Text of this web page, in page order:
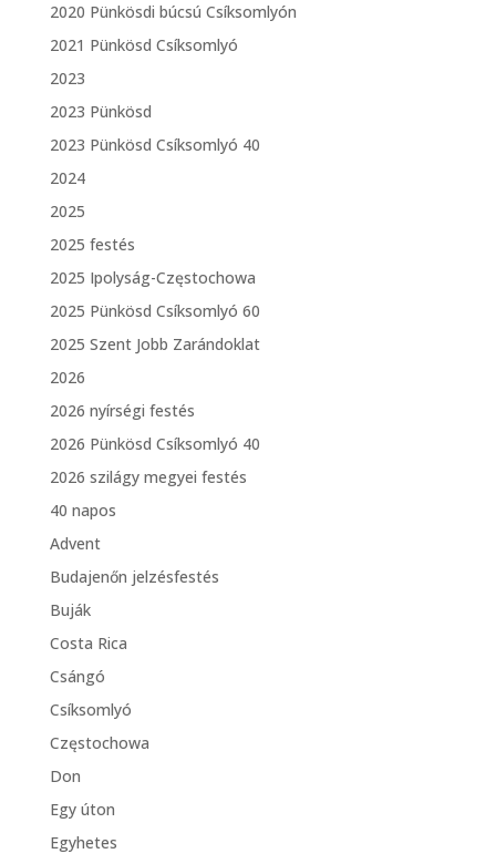
2020 Pünkösdi búcsú Csíksomlyón
2021 Pünkösd Csíksomlyó
2023
2023 Pünkösd
2023 Pünkösd Csíksomlyó 40
2024
2025
2025 festés
2025 Ipolyság-Częstochowa
2025 Pünkösd Csíksomlyó 60
2025 Szent Jobb Zarándoklat
2026
2026 nyírségi festés
2026 Pünkösd Csíksomlyó 40
2026 szilágy megyei festés
40 napos
Advent
Budajenőn jelzésfestés
Buják
Costa Rica
Csángó
Csíksomlyó
Częstochowa
Don
Egy úton
Egyhetes